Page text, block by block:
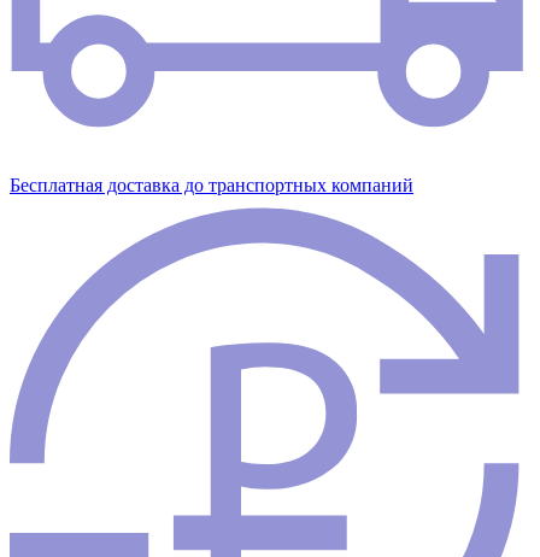
Бесплатная доставка до транспортных компаний